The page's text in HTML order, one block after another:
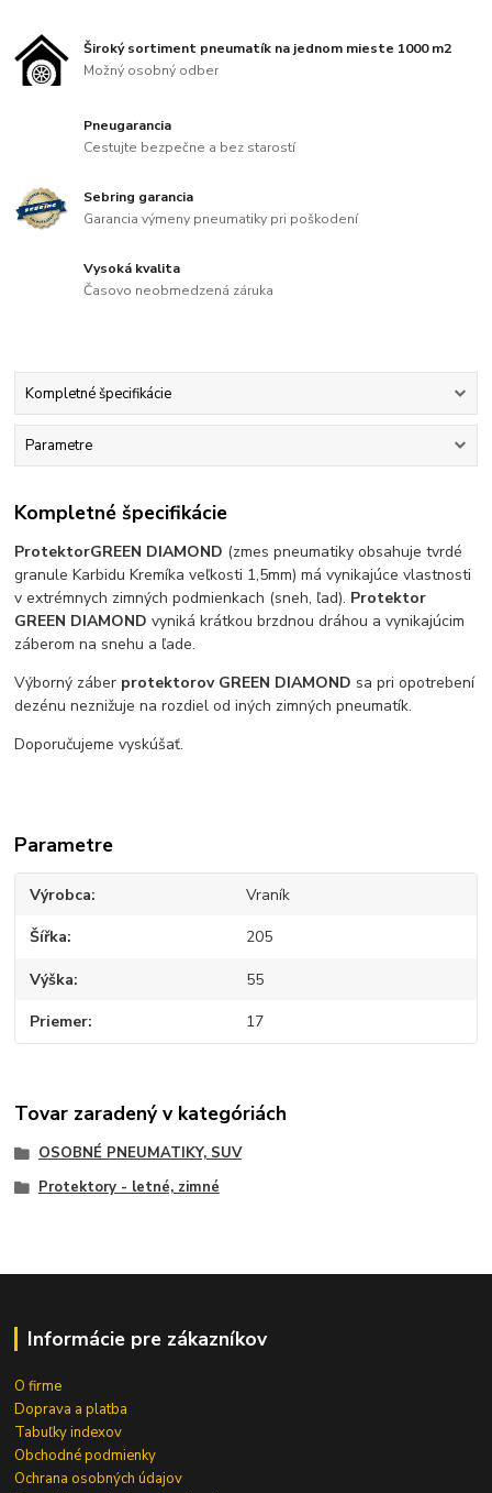
Široký sortiment pneumatík na jednom mieste 1000 m2
Možný osobný odber
Pneugarancia
Cestujte bezpečne a bez starostí
Sebring garancia
Garancia výmeny pneumatiky pri poškodení
Vysoká kvalita
Časovo neobmedzená záruka
Kompletné špecifikácie
Parametre
Kompletné špecifikácie
ProtektorGREEN DIAMOND (zmes pneumatiky obsahuje tvrdé
granule Karbidu Kremíka veľkosti 1,5mm) má vynikajúce vlastnosti
v extrémnych zimných podmienkach (sneh, ľad). Protektor
GREEN DIAMONDvyniká krátkou brzdnou dráhou a vynikajúcim
záberom na snehu a ľade.
Výborný záber protektorov GREEN DIAMOND sa pri opotrebení
dezénu neznižuje na rozdiel od iných zimných pneumatík.
Doporučujeme vyskúšať.
Parametre
Výrobca Vraník
Šířka 205
Výška 55
Priemer 17
Tovar zaradený v kategóriách
OSOBNÉ PNEUMATIKY, SUV
Protektory - letné, zimné
Informácie pre zákazníkov
O firme
Doprava a platba
Tabuľky indexov
Obchodné podmienky
Ochrana osobných údajov